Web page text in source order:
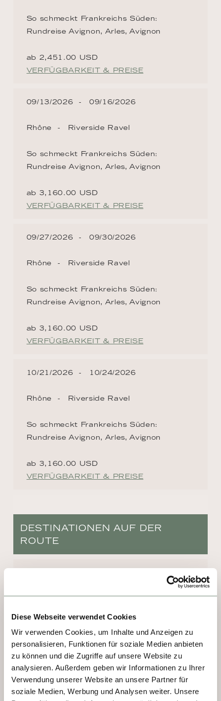
Diese Webseite verwendet Cookies
Wir verwenden Cookies, um Inhalte und Anzeigen zu
personalisieren, Funktionen für soziale Medien anbieten
zu können und die Zugriffe auf unsere Website zu
analysieren. Außerdem geben wir Informationen zu Ihrer
Verwendung unserer Website an unsere Partner für
soziale Medien, Werbung und Analysen weiter. Unsere
So schmeckt Frankreichs Süden:
Rundreise Avignon, Arles, Avignon
ab 2,451.00 USD
VERFÜGBARKEIT & PREISE
09/13/2026 09/16/2026
Rhône Riverside Ravel
So schmeckt Frankreichs Süden:
Rundreise Avignon, Arles, Avignon
ab 3,160.00 USD
VERFÜGBARKEIT & PREISE
09/27/2026 09/30/2026
Rhône Riverside Ravel
So schmeckt Frankreichs Süden:
Rundreise Avignon, Arles, Avignon
ab 3,160.00 USD
VERFÜGBARKEIT & PREISE
10/21/2026 10/24/2026
Rhône Riverside Ravel
So schmeckt Frankreichs Süden:
Rundreise Avignon, Arles, Avignon
ab 3,160.00 USD
VERFÜGBARKEIT & PREISE
DESTINATIONEN AUF DER
ROUTE
Sie ist Wahrzeichen der Stadt und das
Lied Sur le pont d’Avignon. Wer sie
überquert, steht gleich vor dem Papstpalast,
einem der größten und wichtigsten
mittelalterlichen Gebäude Europas. Er
entstand, man muss es sagen, aus purer